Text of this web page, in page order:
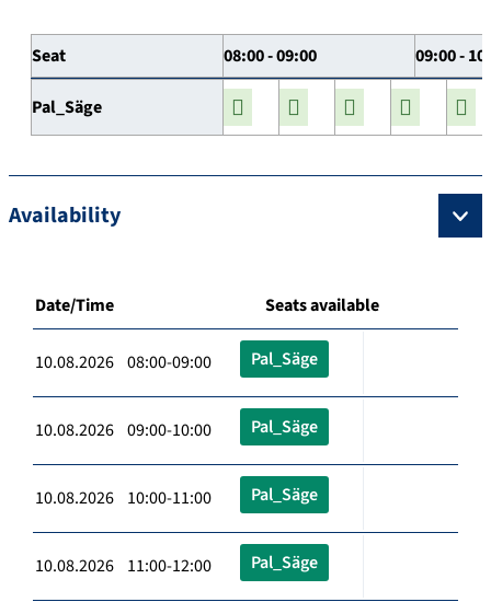
Seat 08:00 - 09:00 09:00 -
Pal_Säge
Availability
Date/Time Seats available
10.08.2026 08:00-09:00 Pal_Säge
10.08.2026 09:00-10:00 Pal_Säge
10.08.2026 10:00-11:00 Pal_Säge
10.08.2026 11:00-12:00 Pal_Säge